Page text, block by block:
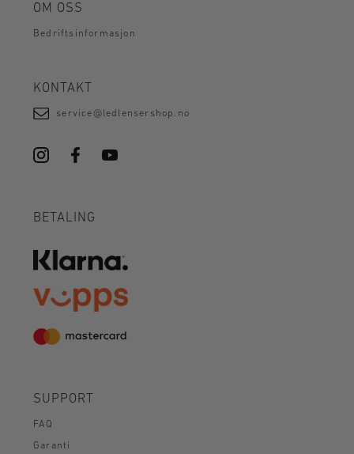
OM OSS
Bedriftsinformasjon
KONTAKT
service@ledlensershop.no
BETALING
SUPPORT
FAQ
Garanti